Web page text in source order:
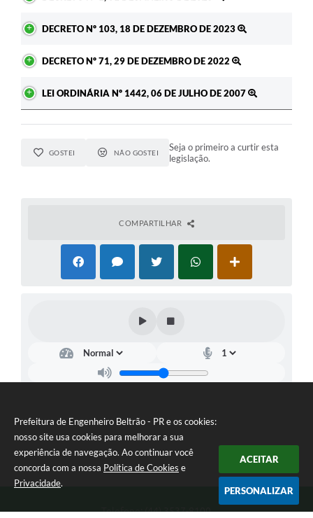
Prefeitura de Engenheiro Beltrão - PR e os cookies:
nosso site usa cookies para melhorar a sua
experiência de navegação. Ao continuar você
concorda com a nossa Política de Cookies e
Privacidade.
ACEITAR
PERSONALIZAR
DECRETO Nº 103, 18 DE DEZEMBRO DE 2023
DECRETO Nº 71, 29 DE DEZEMBRO DE 2022
LEI ORDINÁRIA Nº 1442, 06 DE JULHO DE 2007
GOSTEI NÃO GOSTEI
Seja o primeiro a curtir esta
legislação.
COMPARTILHAR
Telefone: (44) 3537-8100